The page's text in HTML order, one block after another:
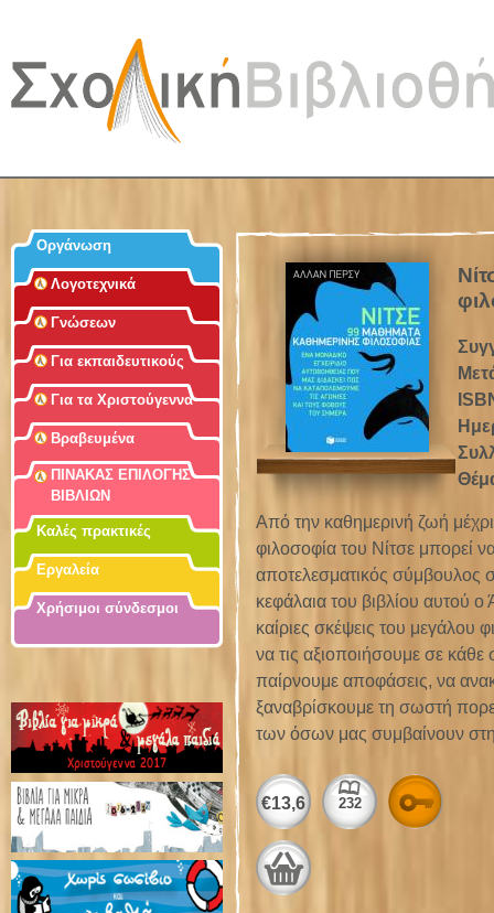
Από την καθημερινή ζωή
φιλοσοφία του Νίτσε μπορεί
αποτελεσματικός σύμβουλος
κεφάλαια του βιβλίου αυτού
καίριες σκέψεις του
να τις αξιοποιήσουμε σε
παίρνουμε αποφάσεις, να
ξαναβρίσκουμε τη σωστή
των όσων μας συμβαίνουν στη
€13,6 232
Οργάνωση
Λογοτεχνικά
Γνώσεων
Για εκπαιδευτικούς
Για τα Χριστούγεννα
Βραβευμένα
ΠΙΝΑΚΑΣ ΕΠΙΛΟΓΗΣ
ΒΙΒΛΙΩΝ
Καλές πρακτικές
Εργαλεία
Χρήσιμοι σύνδεσμοι